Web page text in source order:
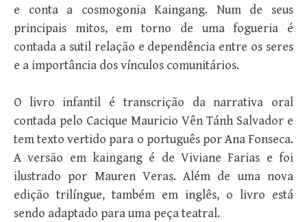
e conta a cosmogonia Kaingang. Num de seus
principais mitos, em torno de uma fogueria é
contada a sutil relação e dependência entre os seres
e a importância dos vínculos comunitários.
O livro infantil é transcrição da narrativa oral
contada pelo Cacique Mauricio Vên Tánh Salvador e
tem texto vertido para o português por Ana Fonseca.
A versão em kaingang é de Viviane Farias e foi
ilustrado por Mauren Veras. Além de uma nova
edição trilíngue, também em inglês, o livro está
sendo adaptado para uma peça teatral.